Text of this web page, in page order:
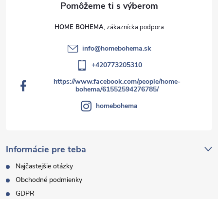
Informácie pre teba
Najčastejšie otázky
Obchodné podmienky
GDPR
HOME BOHEMA
info@homebohema.sk
+420773205310
https://www.facebook.com/people/home-
bohema/61552594276785/
homebohema